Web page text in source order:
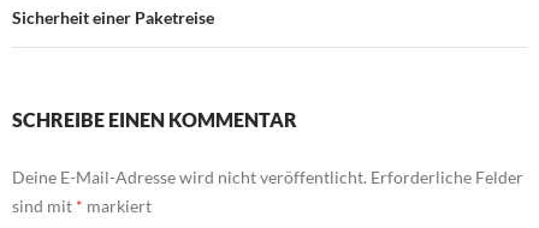
Sicherheit einer Paketreise
SCHREIBE EINEN KOMMENTAR
Deine E-Mail-Adresse wird nicht veröffentlicht. Erforderliche Felder
sind mit * markiert